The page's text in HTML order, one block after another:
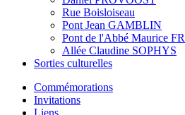
Rue Boisloiseau
Pont Jean GAMBLIN
Pont de l'Abbé Maurice
Allée Claudine SOPHYS
Sorties culturelles
Commémorations
Invitations